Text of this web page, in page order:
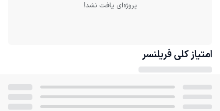
پروژه‌ای یافت نشد!
امتیاز کلی فریلنسر